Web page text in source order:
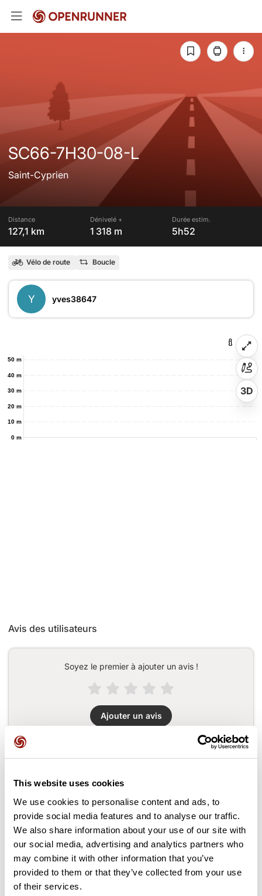
This website uses cookies
We use cookies to personalise content and ads, to
provide social media features and to analyse our traffic.
We also share information about your use of our site with
our social media, advertising and analytics partners who
may combine it with other information that you’ve
provided to them or that they’ve collected from your use
of their services.
SC66-7H30-08-L
Saint-Cyprien
Distance
127,1 km
Dénivelé +
1 318 m
Durée estim.
5h52
Vélo de route Boucle
Y yves38647
0 m
10 m
20 m
30 m
40 m
50 m
3D
Avis des utilisateurs
Soyez le premier à ajouter un avis !
Ajouter un avis
66 km Col Sainte Marguerite 606 m
76 km Col de la Croix de la Falibe 430 m
80 km Col de Fontcouverte 605 m
83 km Col de la Font Rouge